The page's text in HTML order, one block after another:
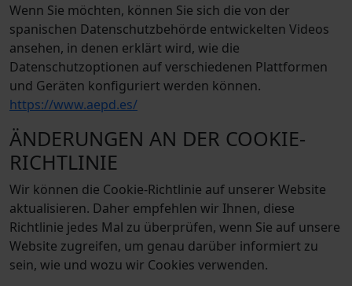
Wenn Sie möchten, können Sie sich die von der
spanischen Datenschutzbehörde entwickelten Videos
ansehen, in denen erklärt wird, wie die
Datenschutzoptionen auf verschiedenen Plattformen
und Geräten konfiguriert werden können.
https://www.aepd.es/
ÄNDERUNGEN AN DER COOKIE-
RICHTLINIE
Wir können die Cookie-Richtlinie auf unserer Website
aktualisieren. Daher empfehlen wir Ihnen, diese
Richtlinie jedes Mal zu überprüfen, wenn Sie auf unsere
Website zugreifen, um genau darüber informiert zu
sein, wie und wozu wir Cookies verwenden.